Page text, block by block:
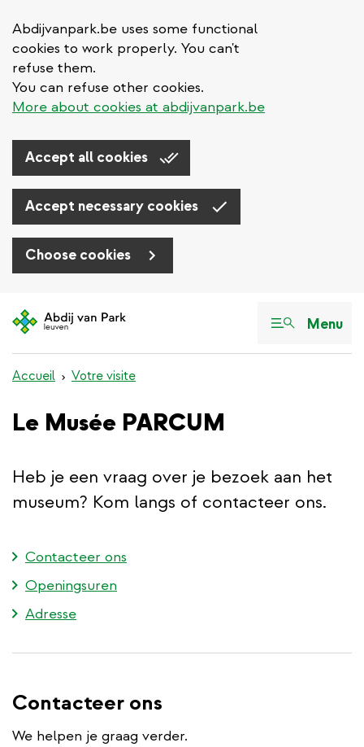
Abdijvanpark.be uses some functional
cookies to work properly. You can't
refuse them.
You can refuse other cookies.
More about cookies at abdijvanpark.be
Accept all cookies
Accept necessary cookies
Choose cookies
au
Menu
Accueil Votre visite
Le Musée PARCUM
Heb je een vraag over je bezoek aan het
museum? Kom langs of contacteer ons.
Contacteer ons
Openingsuren
Adresse
Contacteer ons
We helpen je graag verder.